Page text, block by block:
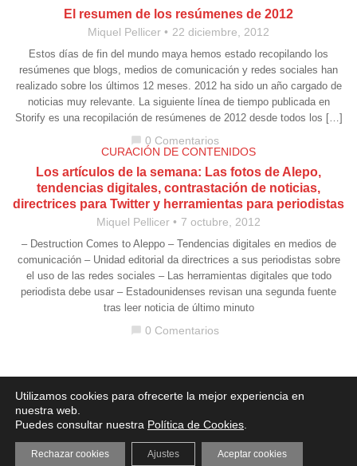
El resumen de los resúmenes de 2012
Miquel Pellicer 22 diciembre, 2012
Estos días de fin del mundo maya hemos estado recopilando los
resúmenes que blogs, medios de comunicación y redes sociales han
realizado sobre los últimos 12 meses. 2012 ha sido un año cargado de
noticias muy relevante. La siguiente línea de tiempo publicada en
Storify es una recopilación de resúmenes de 2012 desde todos los […]
0 Comentarios
CURACIÓN DE CONTENIDOS
Los artículos de la semana: Las fotos de Alepo,
tendencias digitales, contrastación de noticias,
directrices para Twitter y herramientas para periodistas
Miquel Pellicer 7 octubre, 2012
– Destruction Comes to Aleppo – Tendencias digitales en medios de
comunicación – Unidad editorial da directrices a sus periodistas sobre
el uso de las redes sociales – Las herramientas digitales que todo
periodista debe usar – Estadounidenses revisan una segunda fuente
tras leer noticia de último minuto
0 Comentarios
Aviso legal·Política de Privacidad·Política de Cookies
Utilizamos cookies para ofrecerte la mejor experiencia en
nuestra web.
Puedes consultar nuestra Política de Cookies
Aceptar cookies
Rechazar cookies Ajustes